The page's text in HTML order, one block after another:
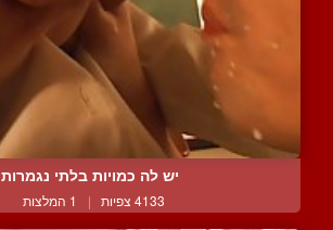
יש לה כמויות בלתי נגמרות
4133 צפיות | 1 המלצות